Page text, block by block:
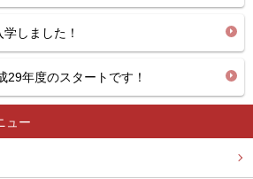
しました！
29年度のスタートです！